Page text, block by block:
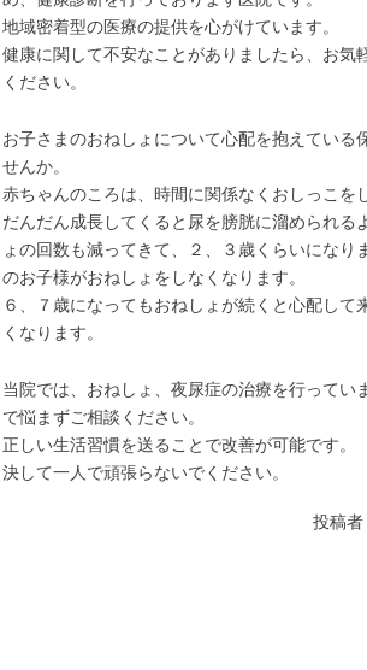
地域密着型の医療の提供を心がけています。
健康に関して不安なことがありましたら、お気
ください。
お子さまのおねしょについて心配を抱えている
せんか。
赤ちゃんのころは、時間に関係なくおしっこを
だんだん成長してくると尿を膀胱に溜められる
ょの回数も減ってきて、２、３歳くらいになり
のお子様がおねしょをしなくなります。
６、７歳になってもおねしょが続くと心配して
くなります。
当院では、おねしょ、夜尿症の治療を行ってい
で悩まずご相談ください。
正しい生活習慣を送ることで改善が可能です。
決して一人で頑張らないでください。
投稿者